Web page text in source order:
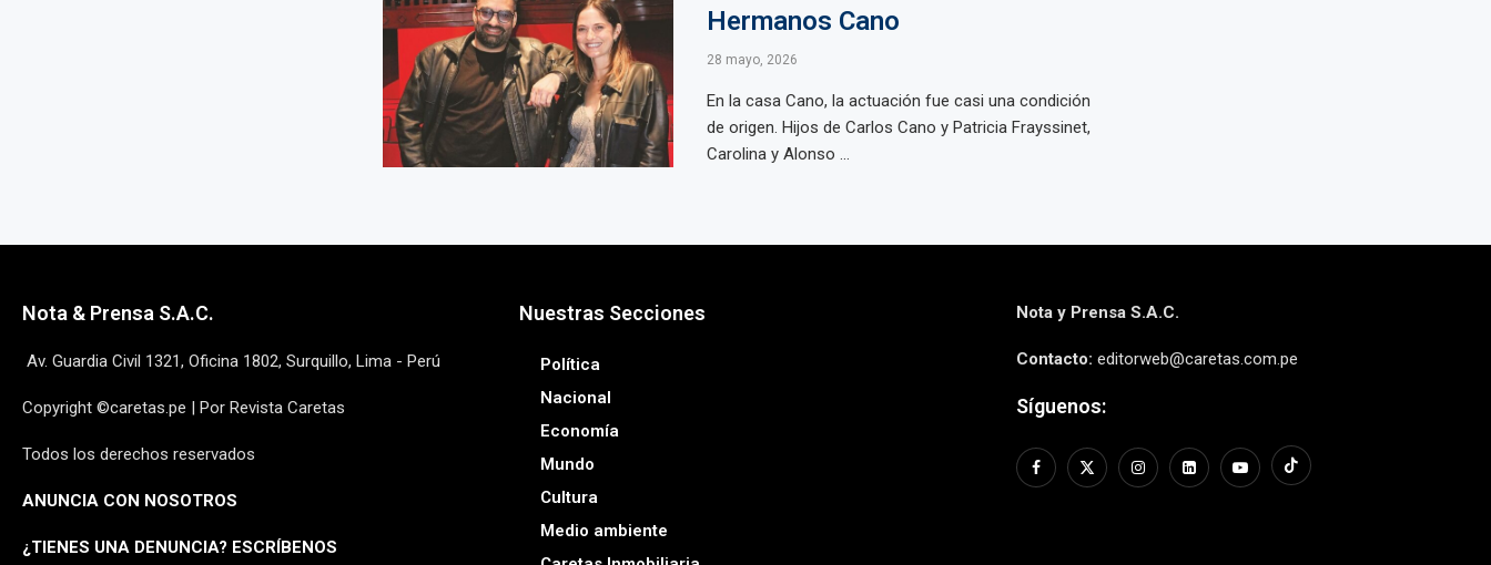
Hermanos Cano
28 mayo, 2026
En la casa Cano, la actuación fue casi una condición
de origen. Hijos de Carlos Cano y Patricia Frayssinet,
Carolina y Alonso ...
Nota & Prensa S.A.C.
Av. Guardia Civil 1321, Oficina 1802, Surquillo, Lima - Perú
Copyright ©caretas.pe | Por Revista Caretas
Todos los derechos reservados
ANUNCIA CON NOSOTROS
¿TIENES UNA DENUNCIA? ESCRÍBENOS
Nuestras Secciones
Política
Nacional
Economía
Mundo
Cultura
Medio ambiente
Nota y Prensa S.A.C.
Contacto: editorweb@caretas.com.pe
Síguenos: